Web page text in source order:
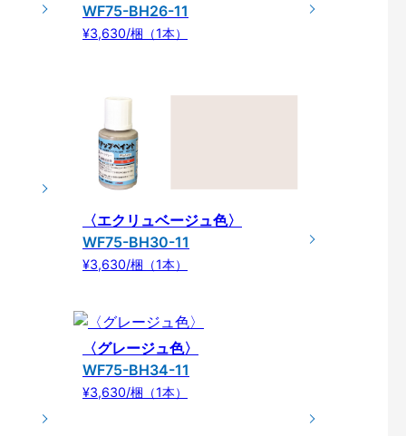
WF75-BH26-11
¥3,630/梱（1本）
〈エクリュベージュ色〉
WF75-BH30-11
¥3,630/梱（1本）
〈グレージュ色〉
WF75-BH34-11
¥3,630/梱（1本）